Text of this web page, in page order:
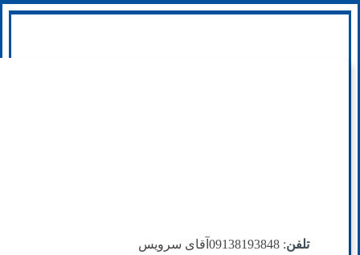
تلفن: 09138193848 آقای سرویس